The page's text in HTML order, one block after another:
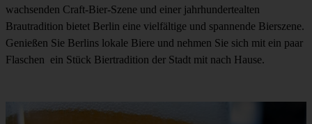
wachsenden Craft-Bier-Szene und einer jahrhundertealten
Brautradition bietet Berlin eine vielfältige und spannende Bierszene.
Genießen Sie Berlins lokale Biere und nehmen Sie sich mit ein paar
Flaschen ein Stück Biertradition der Stadt mit nach Hause.